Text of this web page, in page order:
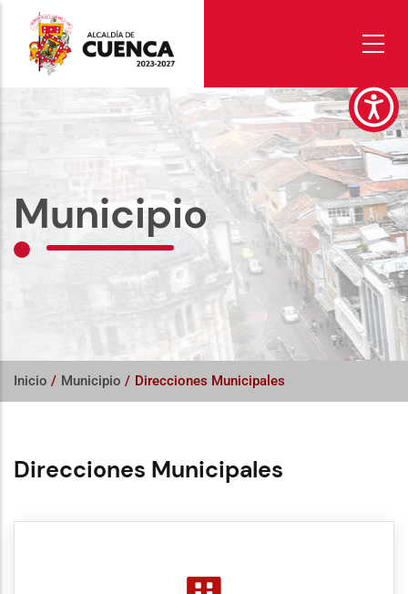
contenido
principal
Municipio
Inicio / Municipio / Direcciones Municipales
Direcciones Municipales